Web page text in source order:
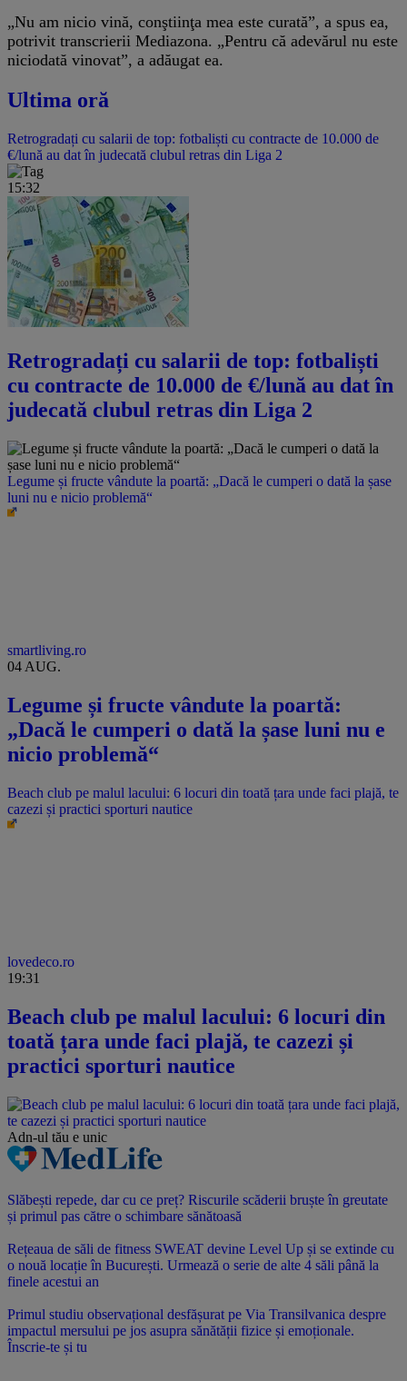
„Nu am nicio vină, conştiinţa mea este curată”, a spus ea,
potrivit transcrierii Mediazona. „Pentru că adevărul nu este
niciodată vinovat”, a adăugat ea.
Ultima oră
Retrogradați cu salarii de top: fotbaliști cu contracte de 10.000 de
€/lună au dat în judecată clubul retras din Liga 2
15:32
Retrogradați cu salarii de top: fotbaliști
cu contracte de 10.000 de €/lună au dat în
judecată clubul retras din Liga 2
Legume și fructe vândute la poartă: „Dacă le cumperi o dată la șase
luni nu e nicio problemă“
smartliving.ro
04 AUG.
Legume și fructe vândute la poartă:
„Dacă le cumperi o dată la șase luni nu e
nicio problemă“
Beach club pe malul lacului: 6 locuri din toată țara unde faci plajă, te
cazezi și practici sporturi nautice
lovedeco.ro
19:31
Beach club pe malul lacului: 6 locuri din
toată țara unde faci plajă, te cazezi și
practici sporturi nautice
Adn-ul tău e unic
Slăbești repede, dar cu ce preț? Riscurile scăderii bruște în greutate
și primul pas către o schimbare sănătoasă
Rețeaua de săli de fitness SWEAT devine Level Up și se extinde cu
o nouă locație în București. Urmează o serie de alte 4 săli până la
finele acestui an
Primul studiu observațional desfășurat pe Via Transilvanica despre
impactul mersului pe jos asupra sănătății fizice și emoționale.
Înscrie-te și tu